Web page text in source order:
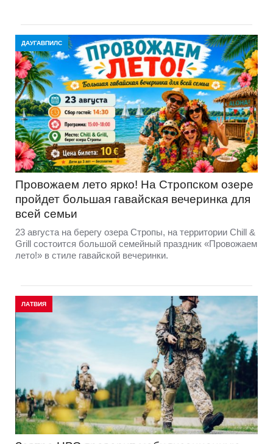
ДАУГАВПИЛС
Провожаем лето ярко! На Стропском озере
пройдет большая гавайская вечеринка для
всей семьи
23 августа на берегу озера Стропы, на территории Chill &
Grill состоится большой семейный праздник «Провожаем
лето!» в стиле гавайской вечеринки.
ЛАТВИЯ